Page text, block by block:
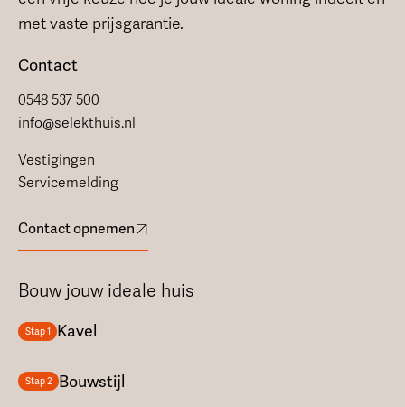
met vaste prijsgarantie.
Contact
0548 537 500
info@selekthuis.nl
Vestigingen
Servicemelding
Contact opnemen
Bouw jouw ideale huis
Stap 1 Kavel
Stap 2 Bouwstijl